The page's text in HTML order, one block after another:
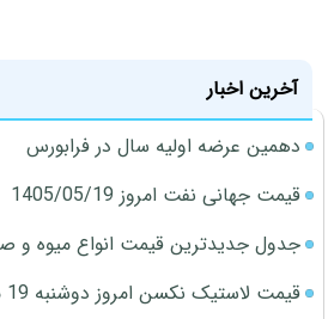
آخرین اخبار
دهمین عرضه اولیه سال در فرابورس
قیمت جهانی نفت امروز 1405/05/19
جدول جدیدترین قیمت انواع میوه و
قیمت لاستیک نکسن امروز دوشنبه 19 مرداد 1405